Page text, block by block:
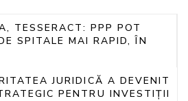
TESSERACT: PPP POT
SPITALE MAI RAPID, ÎN
JURIDICĂ A DEVENIT
PENTRU INVESTIȚII